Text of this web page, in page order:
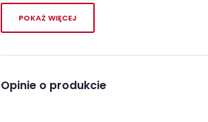
Szafa składa się z
znajdziemy za dwoma zamykanymi
aranżację zarówno do salonu jak i
POKAŻ WIĘCEJ
Opinie o produkcie